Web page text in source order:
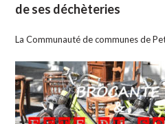
de ses déchèteries
La Communauté de communes de